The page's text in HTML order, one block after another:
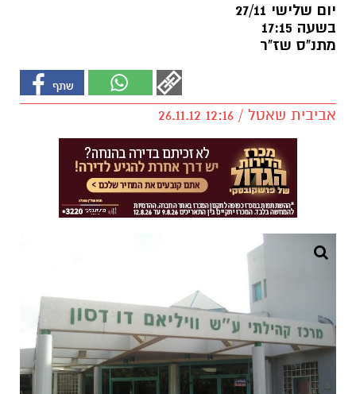
יום שלישי 27/11
בשעה 17:15
מתנ"ס שז"ר
אביבית שאטל / 12:16 26.11.12